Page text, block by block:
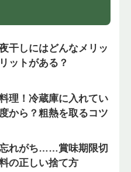
干しにはどんなメリッ
ットがある？
理！冷蔵庫に入れてい
から？粗熱を取るコツ
れがち……賞味期限切
の正しい捨て方